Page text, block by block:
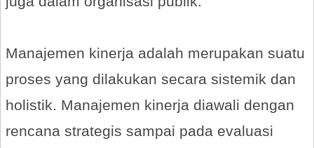
Manajemen kinerja adalah merupakan suatu
proses yang dilakukan secara sistemik dan
holistik. Manajemen kinerja diawali dengan
rencana strategis sampai pada evaluasi